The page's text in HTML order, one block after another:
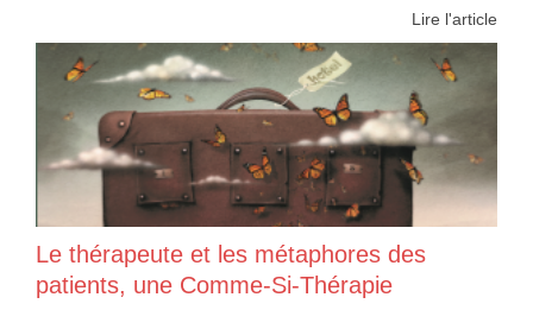
Lire l'article
Le thérapeute et les métaphores des
patients, une Comme-Si-Thérapie